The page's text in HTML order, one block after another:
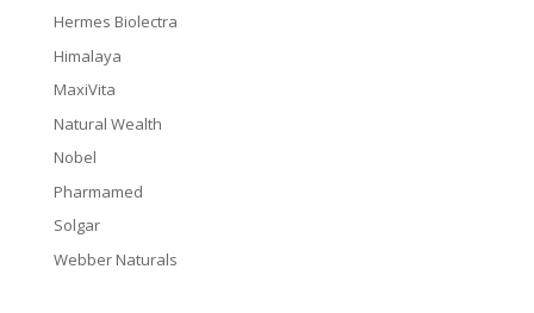
Hermes Biolectra
Himalaya
MaxiVita
Natural Wealth
Nobel
Pharmamed
Solgar
Webber Naturals